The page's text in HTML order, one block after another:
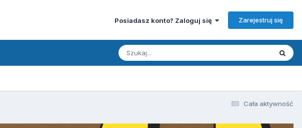
Posiadasz konto? Zaloguj się Zarejestruj się
Cała aktywność